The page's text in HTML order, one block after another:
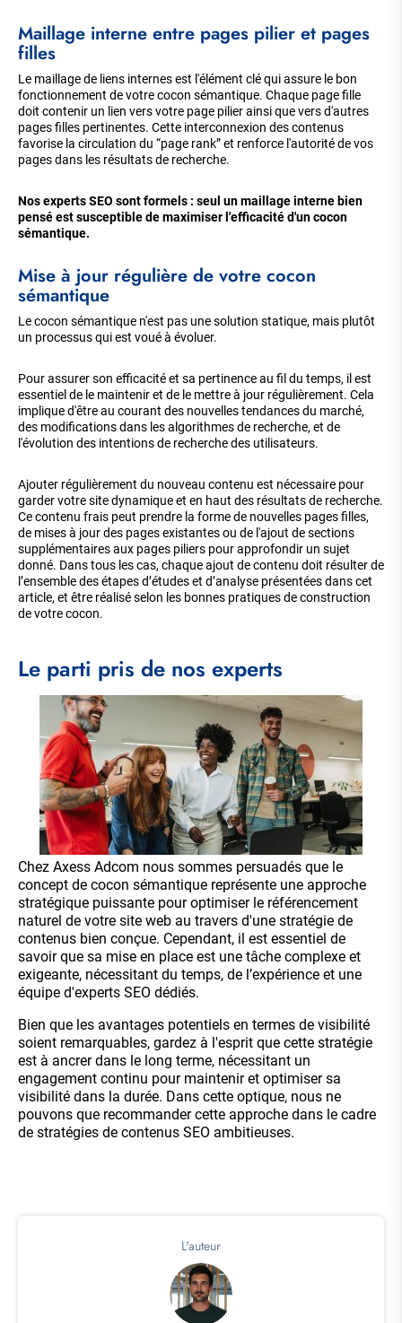
L'auteur
Maillage interne entre pages pilier et pages
filles
Le maillage de liens internes est l'élément clé qui assure le bon
fonctionnement de votre cocon sémantique. Chaque page fille
doit contenir un lien vers votre page pilier ainsi que vers d'autres
pages filles pertinentes. Cette interconnexion des contenus
favorise la circulation du “page rank” et renforce l'autorité de vos
pages dans les résultats de recherche.
Nos experts SEO sont formels : seul un maillage interne bien
pensé est susceptible de maximiser l'efficacité d'un cocon
sémantique.
Mise à jour régulière de votre cocon
sémantique
Le cocon sémantique n'est pas une solution statique, mais plutôt
un processus qui est voué à évoluer.
Pour assurer son efficacité et sa pertinence au fil du temps, il est
essentiel de le maintenir et de le mettre à jour régulièrement. Cela
implique d'être au courant des nouvelles tendances du marché,
des modifications dans les algorithmes de recherche, et de
l'évolution des intentions de recherche des utilisateurs.
Ajouter régulièrement du nouveau contenu est nécessaire pour
garder votre site dynamique et en haut des résultats de recherche.
Ce contenu frais peut prendre la forme de nouvelles pages filles,
de mises à jour des pages existantes ou de l'ajout de sections
supplémentaires aux pages piliers pour approfondir un sujet
donné. Dans tous les cas, chaque ajout de contenu doit résulter de
l’ensemble des étapes d’études et d’analyse présentées dans cet
article, et être réalisé selon les bonnes pratiques de construction
de votre cocon.
Le parti pris de nos experts
Chez Axess Adcom nous sommes persuadés que le
concept de cocon sémantique représente une approche
stratégique puissante pour optimiser le référencement
naturel de votre site web au travers d'une stratégie de
contenus bien conçue. Cependant, il est essentiel de
savoir que sa mise en place est une tâche complexe et
exigeante, nécessitant du temps, de l’expérience et une
équipe d'experts SEO dédiés.
Bien que les avantages potentiels en termes de visibilité
soient remarquables, gardez à l'esprit que cette stratégie
est à ancrer dans le long terme, nécessitant un
engagement continu pour maintenir et optimiser sa
visibilité dans la durée. Dans cette optique, nous ne
pouvons que recommander cette approche dans le cadre
de stratégies de contenus SEO ambitieuses.